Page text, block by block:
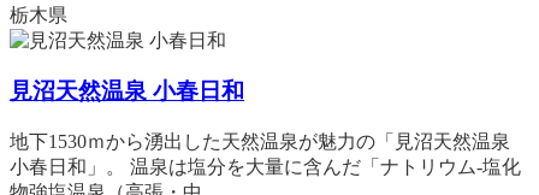
栃木県
見沼天然温泉 小春日和
地下1530ｍから湧出した天然温泉が魅力の「見沼天然温泉
小春日和」。 温泉は塩分を大量に含んだ「ナトリウム‐塩化